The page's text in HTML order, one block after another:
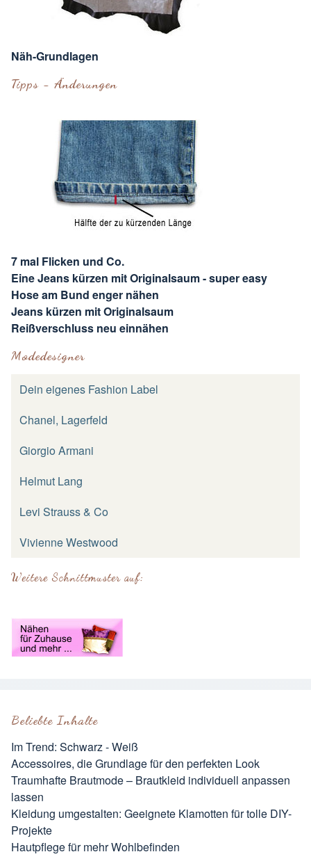
Beliebte Inhalte
Im Trend: Schwarz - Weiß
Accessoires, die Grundlage für den perfekten Look
Traumhafte Brautmode – Brautkleid individuell anpassen
lassen
Kleidung umgestalten: Geeignete Klamotten für tolle DIY-
Projekte
Hautpflege für mehr Wohlbefinden
Näh-Grundlagen
Tipps - Änderungen
7 mal Flicken und Co.
Eine Jeans kürzen mit Originalsaum - super easy
Hose am Bund enger nähen
Jeans kürzen mit Originalsaum
Reißverschluss neu einnähen
Modedesigner
Dein eigenes Fashion Label
Chanel, Lagerfeld
Giorgio Armani
Helmut Lang
Levi Strauss & Co
Vivienne Westwood
Weitere Schnittmuster auf: